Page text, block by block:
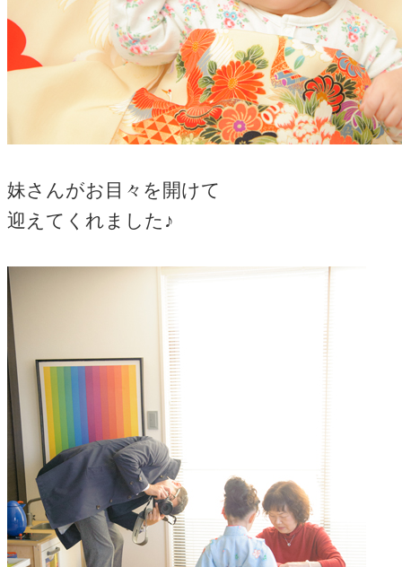
妹さんがお目々を開けて
迎えてくれました♪